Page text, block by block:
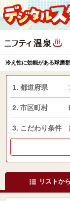
冷え性に効能がある球磨
1. 都道府県
2. 市区町村
3. こだわり条件
リストか